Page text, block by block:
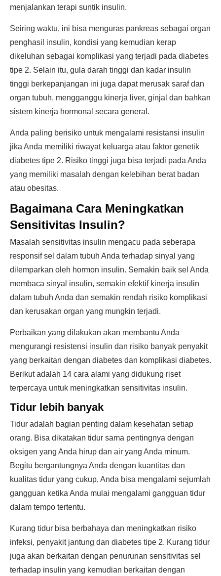
menjalankan terapi suntik insulin.
Seiring waktu, ini bisa menguras pankreas sebagai organ
penghasil insulin, kondisi yang kemudian kerap
dikeluhan sebagai komplikasi yang terjadi pada diabetes
tipe 2. Selain itu, gula darah tinggi dan kadar insulin
tinggi berkepanjangan ini juga dapat merusak saraf dan
organ tubuh, mengganggu kinerja liver, ginjal dan bahkan
sistem kinerja hormonal secara general.
Anda paling berisiko untuk mengalami resistansi insulin
jika Anda memiliki riwayat keluarga atau faktor genetik
diabetes tipe 2. Risiko tinggi juga bisa terjadi pada Anda
yang memiliki masalah dengan kelebihan berat badan
atau obesitas.
Bagaimana Cara Meningkatkan
Sensitivitas Insulin?
Masalah sensitivitas insulin mengacu pada seberapa
responsif sel dalam tubuh Anda terhadap sinyal yang
dilemparkan oleh hormon insulin. Semakin baik sel Anda
membaca sinyal insulin, semakin efektif kinerja insulin
dalam tubuh Anda dan semakin rendah risiko komplikasi
dan kerusakan organ yang mungkin terjadi.
Perbaikan yang dilakukan akan membantu Anda
mengurangi resistensi insulin dan risiko banyak penyakit
yang berkaitan dengan diabetes dan komplikasi diabetes.
Berikut adalah 14 cara alami yang didukung riset
terpercaya untuk meningkatkan sensitivitas insulin.
Tidur lebih banyak
Tidur adalah bagian penting dalam kesehatan setiap
orang. Bisa dikatakan tidur sama pentingnya dengan
oksigen yang Anda hirup dan air yang Anda minum.
Begitu bergantungnya Anda dengan kuantitas dan
kualitas tidur yang cukup, Anda bisa mengalami sejumlah
gangguan ketika Anda mulai mengalami gangguan tidur
dalam tempo tertentu.
Kurang tidur bisa berbahaya dan meningkatkan risiko
infeksi, penyakit jantung dan diabetes tipe 2. Kurang tidur
juga akan berkaitan dengan penurunan sensitivitas sel
terhadap insulin yang kemudian berkaitan dengan